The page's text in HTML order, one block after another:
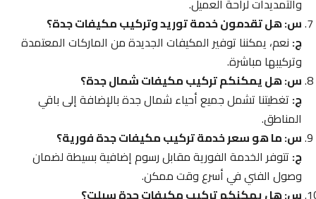
س: هل تقدمون خدمة توريد وتركيب مكيفات جدة؟
ج: نعم، يمكننا توفير المكيفات الجديدة من الماركات المعتمدة
وتركيبها مباشرة.
س: هل يمكنكم تركيب مكيفات شمال جدة؟
ج: تغطيتنا تشمل جميع أحياء شمال جدة بالإضافة إلى باقي
المناطق.
س: ما هو سعر خدمة تركيب مكيفات جدة فورية؟
ج: تتوفر الخدمة الفورية مقابل رسوم إضافية بسيطة لضمان
وصول الفني في أسرع وقت ممكن.
س: هل يمكنكم تركيب مكيفات جدة سبلت؟